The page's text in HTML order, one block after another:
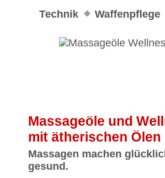
Technik
Waffenpflege
Massageöle und
mit ätherischen Ölen
Massagen machen
gesund.